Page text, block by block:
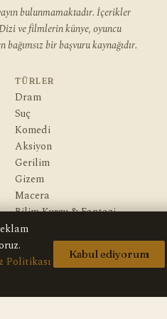
bulunmamaktadır. İçerikler
ve filmlerin künye, oyuncu
bir başvuru kaynağıdır.
TÜRLER
Dram
Suç
Komedi
Aksiyon
Gerilim
Gizem
Macera
Bilim Kurgu & Fantazi
Politikası
Kabul ediyorum